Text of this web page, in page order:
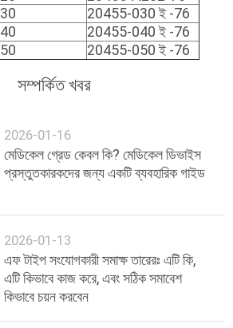
30
20455-030 ই -76
40
20455-040 ই -76
50
20455-050 ই -76
সম্পর্কিত খবর
2026-01-16
মেডিকেল গ্রেড কেবল কি? মেডিকেল ডিভাইস
প্রস্তুতকারকদের জন্য একটি ব্যবহারিক গাইড
2026-01-13
এফ টাইপ সংযোগকারী সমাক্ষ তারেরঃ এটি কি,
এটি কিভাবে কাজ করে, এবং সঠিক সমাবেশ
কিভাবে চয়ন করবেন